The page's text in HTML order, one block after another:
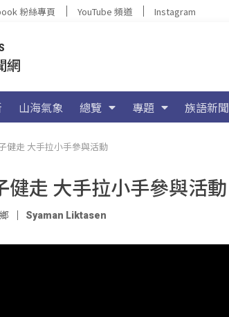
粉絲專頁 YouTube 頻道 Instagram
網
山海氣象 總覽 專題 族語新聞
健走 大手拉小手參與活動
健走 大手拉小手參與活動
Syaman Liktasen